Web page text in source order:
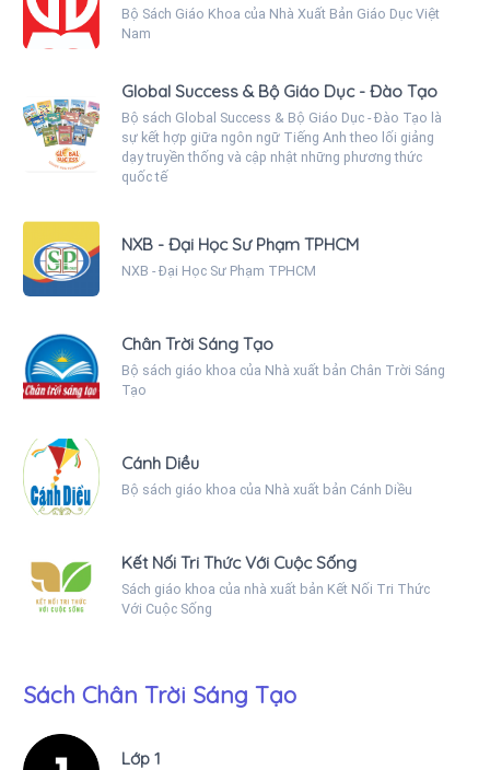
Bộ Sách Giáo Khoa của Nhà Xuất Bản Giáo Dục Việt
Nam
Global Success & Bộ Giáo Dục - Đào Tạo
Bộ sách Global Success & Bộ Giáo Dục - Đào Tạo là
sự kết hợp giữa ngôn ngữ Tiếng Anh theo lối giảng
dạy truyền thống và cập nhật những phương thức
quốc tế
NXB - Đại Học Sư Phạm TPHCM
NXB - Đại Học Sư Phạm TPHCM
Chân Trời Sáng Tạo
Bộ sách giáo khoa của Nhà xuất bản Chân Trời Sáng
Tạo
Cánh Diều
Bộ sách giáo khoa của Nhà xuất bản Cánh Diều
Kết Nối Tri Thức Với Cuộc Sống
Sách giáo khoa của nhà xuất bản Kết Nối Tri Thức
Với Cuộc Sống
Sách Chân Trời Sáng Tạo
Lớp 1